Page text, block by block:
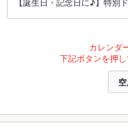
カレンダ
下記ボタンを押し